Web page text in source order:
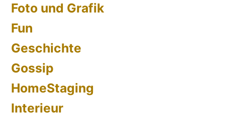
Foto und Grafik
Fun
Geschichte
Gossip
HomeStaging
Interieur